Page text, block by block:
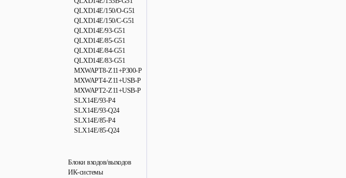
QLXD14E/150/O-G51
QLXD14E/150/C-G51
QLXD14E/93-G51
QLXD14E/85-G51
QLXD14E/84-G51
QLXD14E/83-G51
MXWAPT8-Z11+P300-P
MXWAPT4-Z11+USB-P
MXWAPT2-Z11+USB-P
SLX14E/93-P4
SLX14E/93-Q24
SLX14E/85-P4
SLX14E/85-Q24
Блоки входов/выходов
ИК-системы